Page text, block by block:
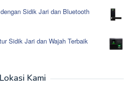
Sidik Jari dan Bluetooth
Sidik Jari dan Wajah Terbaik
Lokasi Kami